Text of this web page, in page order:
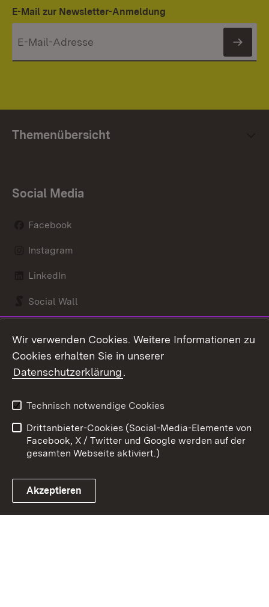
E-Mail zur Newsletter-Anmeldung
Themenübersicht
Social Media
Facebook
Instagram
LinkedIn
Social Wall
Link zum Landesportal
Kontakt
Barrierefreiheit
Impressum
Cookies
Wir verwenden Cookies. Weitere Informationen zu
Cookies erhalten Sie in unserer
Datenschutzerklärung.
Technisch notwendige Cookies
Drittanbieter-Cookies (Social-Media-Elemente von
Facebook, X / Twitter und Google werden auf der
gesamten Webseite aktiviert.)
Akzeptieren